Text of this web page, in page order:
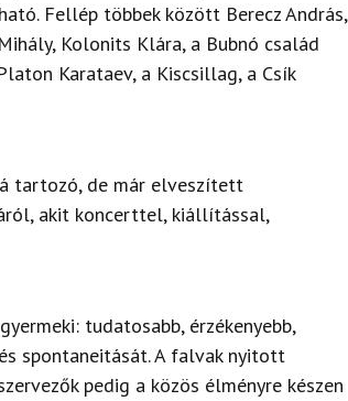
Fellép többek között Berecz András,
Kolonits Klára, a Bubnó család
Karataev, a Kiscsillag, a Csík
tartozó, de már elveszített
akit koncerttel, kiállítással,
tudatosabb, érzékenyebb,
spontaneitását. A falvak nyitott
pedig a közös élményre készen